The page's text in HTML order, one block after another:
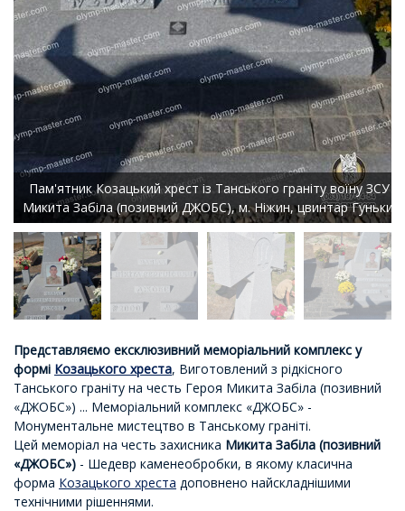
Пам'ятник Козацький хрест із Танського граніту воїну ЗСУ
Микита Забіла (позивний ДЖОБС), м. Ніжин, цвинтар Гуньки.
Представляємо ексклюзивний меморіальний комплекс у
формі Козацького хреста, Виготовлений з рідкісного
Танського граніту на честь Героя Микита Забіла (позивний
«ДЖОБС») ... Меморіальний комплекс «ДЖОБС» -
Монументальне мистецтво в Танському граніті.
Цей меморіал на честь захисника Микита Забіла (позивний
«ДЖОБС») - Шедевр каменеобробки, в якому класична
форма Козацького хреста доповнено найскладнішими
технічними рішеннями.